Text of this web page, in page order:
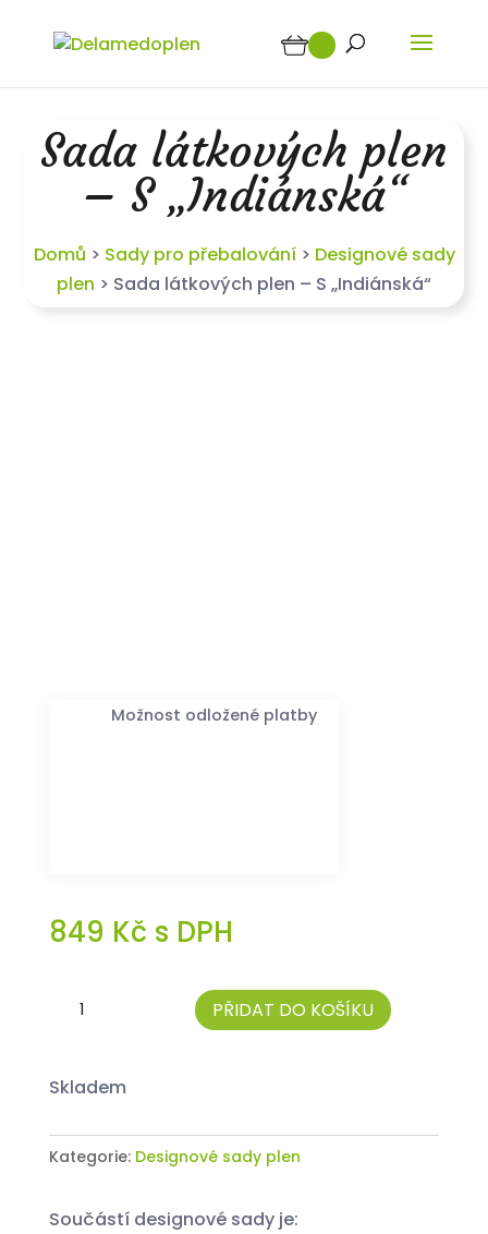
Sada látkových plen
– S „Indiánská“
Domů > Sady pro přebalování> Designové sady
plen > Sada látkových plen – S „Indiánská“
Možnost odložené platby
849 Kč s DPH
látkových
–
„Indiánská“
množství
PŘIDAT DO KOŠÍKU
skladem
Kategorie: Designové sady plen
Součástí designové sady je: